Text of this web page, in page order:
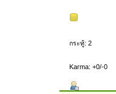
กระทู้: 2
Karma: +0/-0